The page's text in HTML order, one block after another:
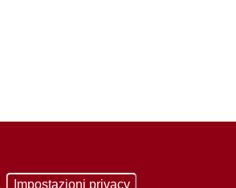
Impostazioni privacy